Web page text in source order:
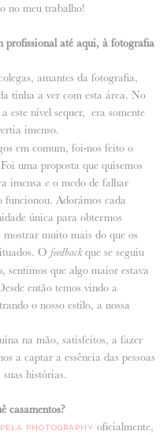
no meu trabalho!
profissional até aqui, à fotografia
amantes da fotografia,
tinha a ver com esta área. No
este nível sequer, era somente
imenso.
em comum, foi-nos feito o
uma proposta que quisemos
imensa e o medo de falhar
Adorámos cada
única para obtermos
muito mais do que os
O feedbackque se seguiu
sentimos que algo maior estava
então temos vindo a
o nosso estilo, a nossa
na mão, satisfeitos, a fazer
a captar a essência das pessoas
histórias.
casamentos?
PHOTOGRAPHY oficialmente,